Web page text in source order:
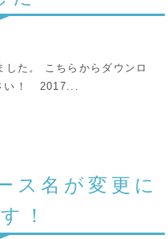
た。 こちらからダウンロ
い！ 2017...
ス名が変更に
！